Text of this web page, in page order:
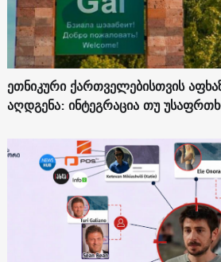
ეთნიკური ქართველებისთვის
აღდგენა: ინტეგრაცია თუ